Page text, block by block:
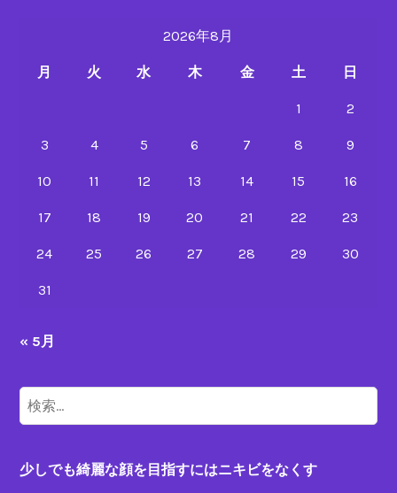
2026年8月
月 火 水 木 金 土 日
1 2
3 4 5 6 7 8 9
10 11 12 13 14 15 16
17 18 19 20 21 22 23
24 25 26 27 28 29 30
31
« 5月
検
索:
少しでも綺麗な顔を目指すにはニキビをなくす